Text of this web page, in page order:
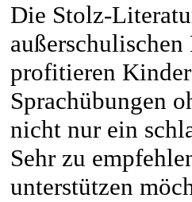
Die Stolz-
profitieren
Sprachübungen
nicht nur ein
Sehr zu
unterstützen